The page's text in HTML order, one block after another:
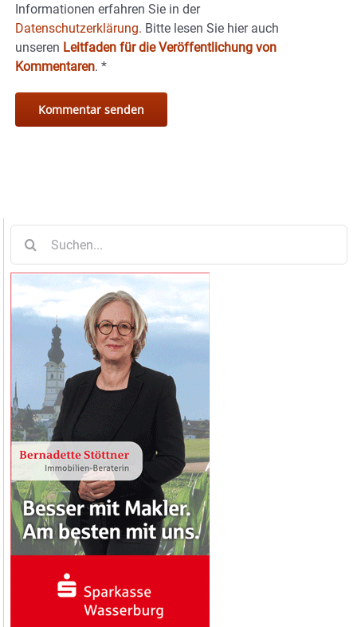
Informationen erfahren Sie in der
Datenschutzerklärung. Bitte lesen Sie hier auch
unseren Leitfaden für die Veröffentlichung von
Kommentaren. *
nach: